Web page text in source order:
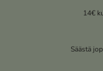
14€
Säästä